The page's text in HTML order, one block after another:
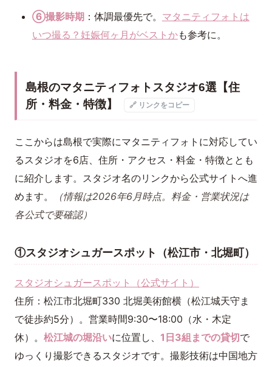
⑥撮影時期 ：体調最優先で。 マタニティフォトは
いつ撮る？妊娠何ヶ月がベストかも参考に。
島根のマタニティフォトスタジオ6選【住
所・料金・特徴】
🔗 リンクをコピー
ここからは島根で実際にマタニティフォトに対応してい
るスタジオを6店、住所・アクセス・料金・特徴ととも
に紹介します。スタジオ名のリンクから公式サイトへ進
めます。
（情報は2026年6月時点。料金・営業状況は
各公式で要確認）
①スタジオシュガースポット（松江市・北堀町）
スタジオシュガースポット（公式サイト）
住所：松江市北堀町330 北堀美術館横（松江城天守ま
で徒歩約5分）。営業時間9:30〜18:00（水・木定
休）。 松江城の堀沿いに位置し、 1日3組までの貸切で
ゆっくり撮影できるスタジオです。撮影技術は中国地方